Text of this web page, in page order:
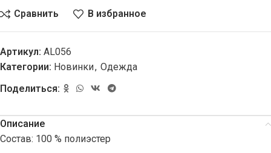
Сравнить В избранное
Артикул: AL056
Категории: Новинки, Одежда
Поделиться:
Описание
Состав: 100 % полиэстер